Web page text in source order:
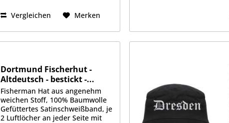
Vergleichen Merken
Dortmund Fischerhut -
Altdeutsch - bestickt -...
Fisherman Hat aus angenehm
weichen Stoff, 100% Baumwolle
Gefüttertes Satinschweißband, je
2 Luftlöcher an jeder Seite mit